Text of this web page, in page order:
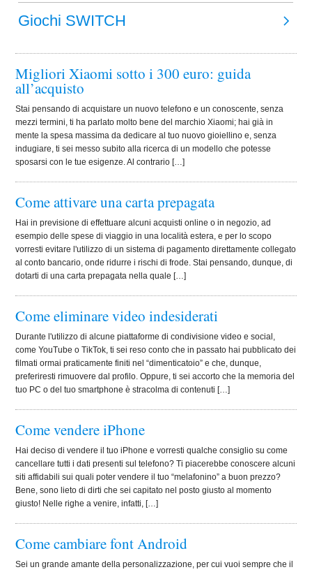
Migliori Xiaomi sotto i 300 euro: guida
all’acquisto
Stai pensando di acquistare un nuovo telefono e un conoscente, senza
mezzi termini, ti ha parlato molto bene del marchio Xiaomi; hai già in
mente la spesa massima da dedicare al tuo nuovo gioiellino e, senza
indugiare, ti sei messo subito alla ricerca di un modello che potesse
sposarsi con le tue esigenze. Al contrario […]
Come attivare una carta prepagata
Hai in previsione di effettuare alcuni acquisti online o in negozio, ad
esempio delle spese di viaggio in una località estera, e per lo scopo
vorresti evitare l'utilizzo di un sistema di pagamento direttamente collegato
al conto bancario, onde ridurre i rischi di frode. Stai pensando, dunque, di
dotarti di una carta prepagata nella quale […]
Come eliminare video indesiderati
Durante l'utilizzo di alcune piattaforme di condivisione video e social,
come YouTube o TikTok, ti sei reso conto che in passato hai pubblicato dei
filmati ormai praticamente finiti nel “dimenticatoio” e che, dunque,
preferiresti rimuovere dal profilo. Oppure, ti sei accorto che la memoria del
tuo PC o del tuo smartphone è stracolma di contenuti […]
Come vendere iPhone
Hai deciso di vendere il tuo iPhone e vorresti qualche consiglio su come
cancellare tutti i dati presenti sul telefono? Ti piacerebbe conoscere alcuni
siti affidabili sui quali poter vendere il tuo “melafonino” a buon prezzo?
Bene, sono lieto di dirti che sei capitato nel posto giusto al momento
giusto! Nelle righe a venire, infatti, […]
Come cambiare font Android
Sei un grande amante della personalizzazione, per cui vuoi sempre che il